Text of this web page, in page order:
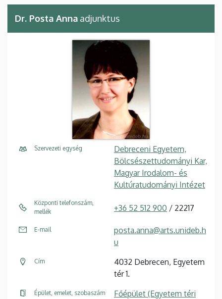
Dr. Posta Anna adjunktus
Szervezeti egység
Debreceni Egyetem,
Bölcsészettudományi Kar,
Magyar Irodalom- és
Kultúratudományi Intézet
Központi telefonszám,
mellék
+36 52 512 900 / 22217
E-mail
posta.anna@arts.unideb.h
u
Cím
4032 Debrecen, Egyetem
tér 1.
Épület, emelet, szobaszám
Főépület (Egyetem téri